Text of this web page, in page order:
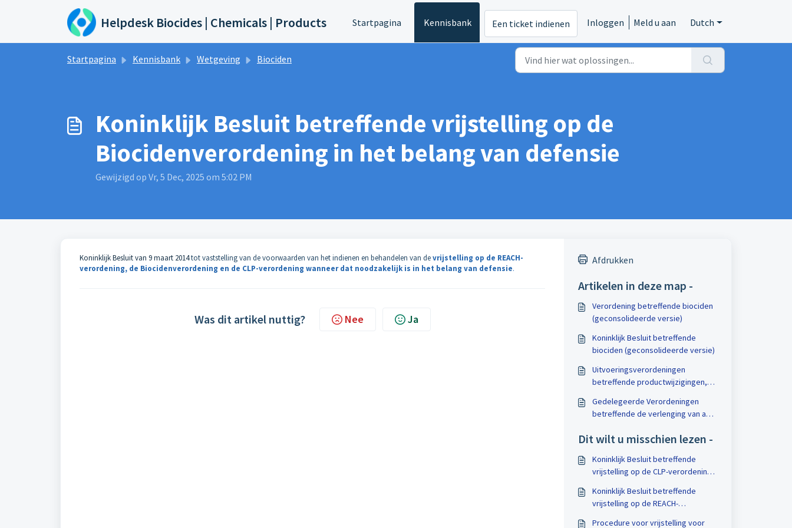
Doorgaan naar hoofdinhoud
Helpdesk Biocides | Chemicals | Products Startpagina Kennisbank Een ticket indienen Inloggen Meld u aan Dutch
Startpagina Kennisbank Wetgeving Biociden
Koninklijk Besluit betreffende vrijstelling op de
Biocidenverordening in het belang van defensie
Gewijzigd op Vr, 5 Dec, 2025 om 5:02 PM
Koninklijk Besluit van 9 maart 2014tot vaststelling van de voorwaarden van het indienen en behandelen van devrijstelling op de REACH-
verordening, de Biocidenverordening en de CLP-verordening wanneer dat noodzakelijk is in het belang van defensie.
Was dit artikel nuttig? Nee Ja
Afdrukken
Artikelen in deze map -
Verordening betreffende biociden
(geconsolideerde versie)
Koninklijk Besluit betreffende
biociden (geconsolideerde versie)
Uitvoeringsverordeningen
betreffende productwijzigingen,
vergoedingen en het wijzigen van
bijlage I van Verordening 528/2012
Gedelegeerde Verordeningen
betreffende de verlenging van aan
onderworpen biociden en het
bestaande werkzame stoffen
Dit wilt u misschien lezen -
Koninklijk Besluit betreffende
vrijstelling op de CLP-verordening
Koninklijk Besluit betreffende
vrijstelling op de REACH-
Procedure voor vrijstelling voor